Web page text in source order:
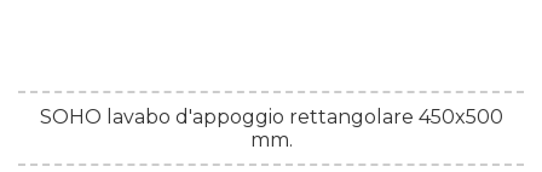
SOHO lavabo d'appoggio rettangolare 450x500
mm.